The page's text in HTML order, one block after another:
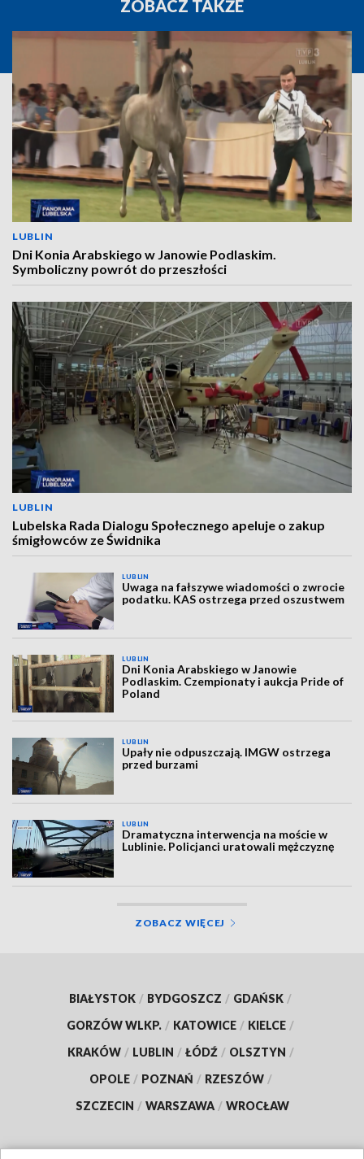
ZOBACZ TAKŻE
LUBLIN
Dni Konia Arabskiego w Janowie Podlaskim.
Symboliczny powrót do przeszłości
LUBLIN
Lubelska Rada Dialogu Społecznego apeluje o zakup
śmigłowców ze Świdnika
LUBLIN
Uwaga na fałszywe wiadomości o zwrocie
podatku. KAS ostrzega przed oszustwem
LUBLIN
Dni Konia Arabskiego w Janowie
Podlaskim. Czempionaty i aukcja Pride of
Poland
LUBLIN
Upały nie odpuszczają. IMGW ostrzega
przed burzami
LUBLIN
Dramatyczna interwencja na moście w
Lublinie. Policjanci uratowali mężczyznę
ZOBACZ WIĘCEJ
BIAŁYSTOK / BYDGOSZCZ / GDAŃSK /
GORZÓW WLKP. / KATOWICE / KIELCE /
KRAKÓW / LUBLIN / ŁÓDŹ / OLSZTYN /
OPOLE / POZNAŃ / RZESZÓW /
SZCZECIN / WARSZAWA / WROCŁAW